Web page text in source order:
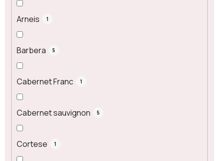
Arneis 1
Barbera 5
Cabernet Franc 1
Cabernet sauvignon 5
Cortese 1